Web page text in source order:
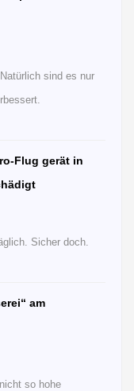
sind es nur
Flug gerät in
Sicher doch.
am
so hohe